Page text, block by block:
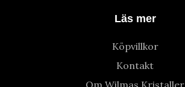
Läs mer
Köpvillkor
Kontakt
Om Wilmas Kristaller